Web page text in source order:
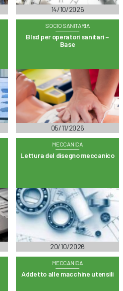
14/10/2026
SOCIO SANITARIA
Blsd per operatori sanitari –
Base
05/11/2026
MECCANICA
Lettura del disegno meccanico
20/10/2026
MECCANICA
Addetto alle macchine utensili